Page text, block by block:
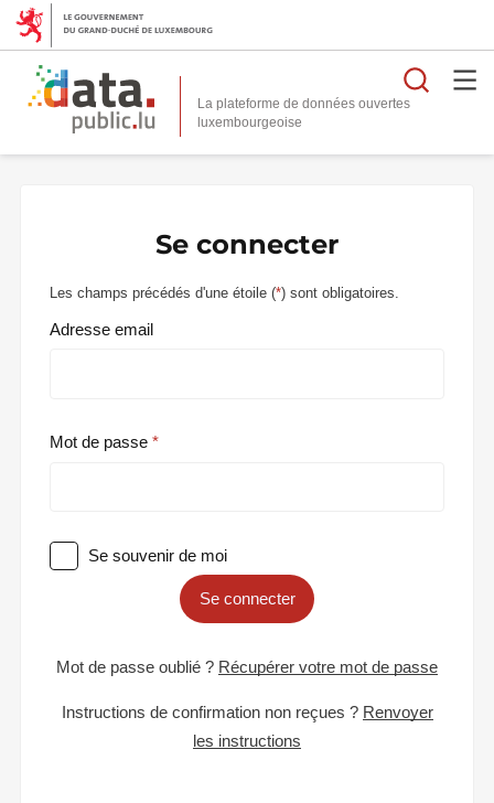
La plateforme de données ouvertes
Se connecter
Les champs précédés d'une étoile (*) sont obligatoires.
Adresse email
Mot de passe
Se souvenir de moi
Se connecter
Mot de passe oublié ? Récupérer votre mot de passe
Instructions de confirmation non reçues ? Renvoyer
les instructions